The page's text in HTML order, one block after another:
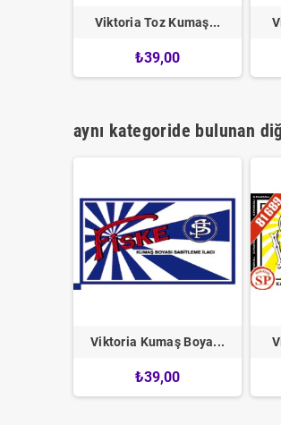
Viktoria Toz Kumaş...
₺39,00
aynı kategoride bulunan
Viktoria Kumaş Boya...
₺39,00